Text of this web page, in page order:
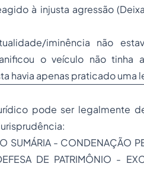
à injusta agressão
iminência não
o veículo não tinha
havia apenas praticado uma
pode ser legalmente
SUMÁRIA - CONDENAÇÃO
DE PATRIMÔNIO -